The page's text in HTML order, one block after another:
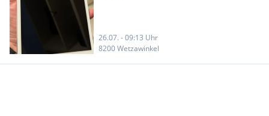
26.07. - 09:13 Uhr
8200 Wetzawinkel